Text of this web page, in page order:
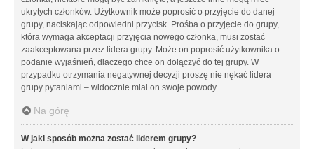
ukrytych członków. Użytkownik może poprosić o przyjęcie do danej
grupy, naciskając odpowiedni przycisk. Prośba o przyjęcie do grupy,
która wymaga akceptacji przyjęcia nowego członka, musi zostać
zaakceptowana przez lidera grupy. Może on poprosić użytkownika o
podanie wyjaśnień, dlaczego chce on dołączyć do tej grupy. W
przypadku otrzymania negatywnej decyzji proszę nie nękać lidera
grupy pytaniami – widocznie miał on swoje powody.
Na górę
W jaki sposób można zostać liderem grupy?